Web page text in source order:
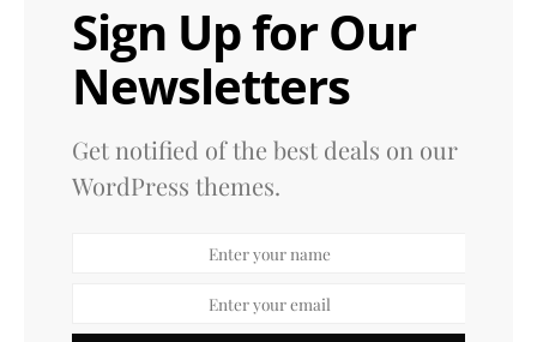
Sign Up for Our
Newsletters
Get notified of the best deals on our
WordPress themes.